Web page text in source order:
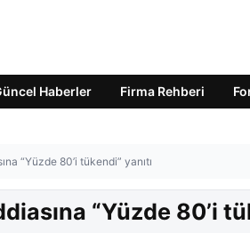
Haberler Firma Rehberi
“Yüzde 80’i tükendi” yanıtı
“Yüzde 80’i